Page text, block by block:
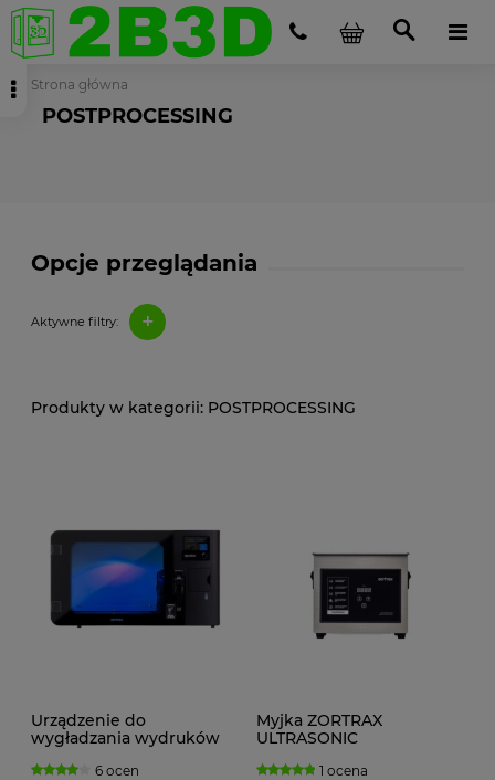
Strona główna
POSTPROCESSING
Opcje przeglądania
Aktywne filtry: +
POSTPROCESSING
Urządzenie do
wygładzania wydruków
6 ocen
Myjka ZORTRAX
ULTRASONIC
1 ocena